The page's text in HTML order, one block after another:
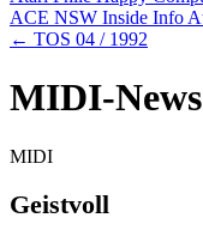
ACE NSW Inside Info
← TOS 04 / 1992
MIDI-News
MIDI
Geistvoll